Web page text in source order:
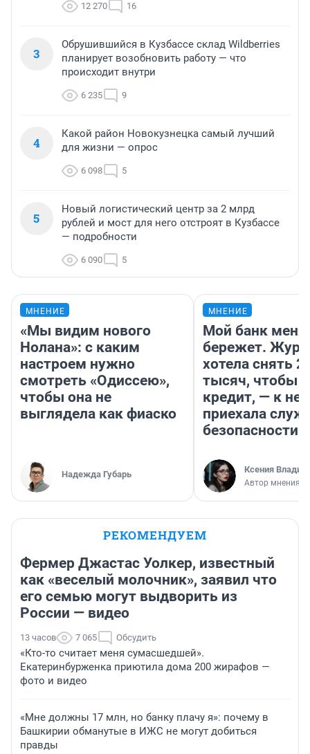
12 270 16
3
Обрушившийся в Кузбассе склад Wildberries
планирует возобновить работу — что
происходит внутри
6 235 9
4
Какой район Новокузнецка самый лучший
для жизни — опрос
6 098 5
5
Новый логистический центр за 2 млрд
рублей и мост для него отстроят в Кузбассе
— подробности
6 090 5
МНЕНИЕ
«Мы видим нового
Нолана»: с каким
настроем нужно
смотреть «Одиссею»,
чтобы она не
выглядела как фиаско
Надежда Губарь
МНЕНИЕ
Мой банк меня
бережет.
хотела снять
тысяч, чтобы
кредит, — к
приехала
безопасности
Ксения
Автор мнения
РЕКОМЕНДУЕМ
Фермер Джастас Уолкер, известный
как «веселый молочник», заявил что
его семью могут выдворить из
России — видео
13 часов 7 065 Обсудить
«Кто-то считает меня сумасшедшей».
Екатеринбурженка приютила дома 200 жирафов —
фото и видео
«Мне должны 17 млн, но банку плачу я»: почему в
Башкирии обманутые в ИЖС не могут добиться
правды